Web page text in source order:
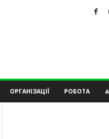
ОРГАНІЗАЦІЇ РОБОТА